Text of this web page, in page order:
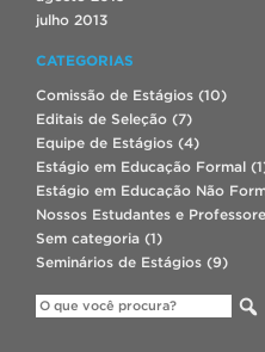
julho 2013
CATEGORIAS
Comissão de Estágios (10)
Editais de Seleção (7)
Equipe de Estágios (4)
Estágio em Educação Formal
Estágio em Educação Não
Nossos Estudantes e
Sem categoria (1)
Seminários de Estágios (9)